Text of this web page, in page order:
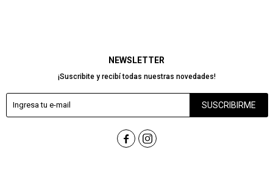
NEWSLETTER
¡Suscribite y recibí todas nuestras novedades!
SUSCRIBIRME
 